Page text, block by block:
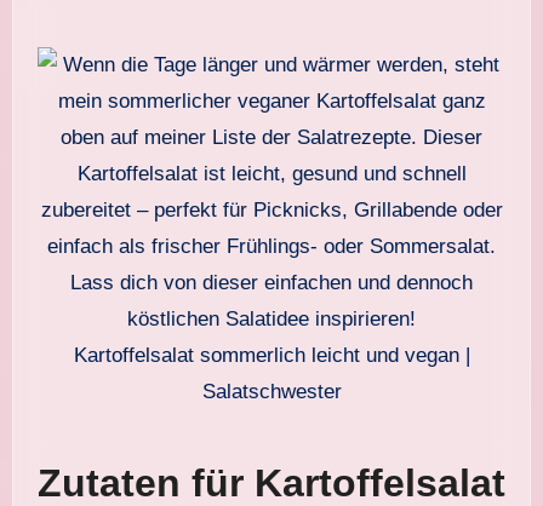
Kartoffelsalat sommerlich leicht und vegan |
Salatschwester
Zutaten für Kartoffelsalat